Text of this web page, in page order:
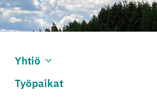
Yhtiö
Työpaikat